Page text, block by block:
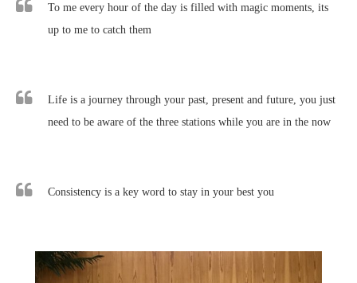
To me every hour of the day is filled with magic moments, its
up to me to catch them
Life is a journey through your past, present and future, you just
need to be aware of the three stations while you are in the now
Consistency is a key word to stay in your best you